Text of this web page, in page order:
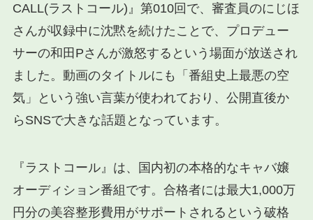
CALL(ラストコール)』第010回で、審査員のにじほ
さんが収録中に沈黙を続けたことで、プロデュー
サーの和田Pさんが激怒するという場面が放送され
ました。動画のタイトルにも「番組史上最悪の空
気」という強い言葉が使われており、公開直後か
らSNSで大きな話題となっています。
『ラストコール』は、国内初の本格的なキャバ嬢
オーディション番組です。合格者には最大1,000万
円分の美容整形費用がサポートされるという破格